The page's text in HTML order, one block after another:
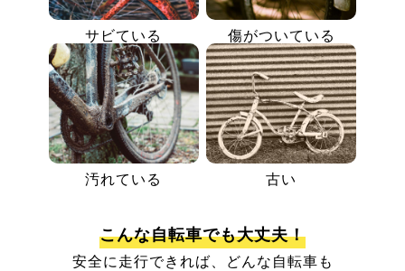
サビている 傷がついている
汚れている 古い
こんな自転車でも大丈夫！
安全に走行できれば、どんな自転車も